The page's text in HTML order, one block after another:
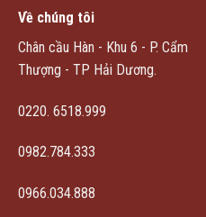
Về chúng tôi
Chân cầu Hàn - Khu 6 - P. Cẩm
Thượng - TP Hải Dương.
0220. 6518.999
0982.784.333
0966.034.888